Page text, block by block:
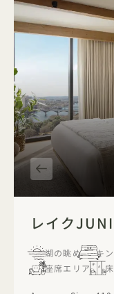
レイク
湖の眺め キ
座席エリア